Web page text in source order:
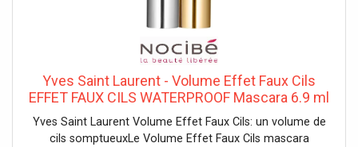
Yves Saint Laurent - Volume Effet Faux Cils
EFFET FAUX CILS WATERPROOF Mascara 6.9 ml
Noir unisex
Yves Saint Laurent Volume Effet Faux Cils: un volume de
cils somptueuxLe Volume Effet Faux Cils mascara